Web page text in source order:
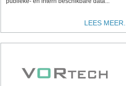
LEES MEER...